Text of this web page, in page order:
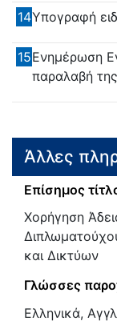
14Υπογραφή
15Ενημέρωση
παραλαβή
Άλλες
Επίσημος
Χορήγηση
και Δικτύων
Γλώσσες
Ελληνικά,